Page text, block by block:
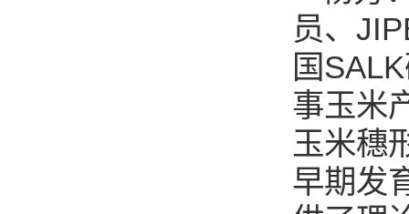
员、
国SALK
事玉米
玉米穗
早期发